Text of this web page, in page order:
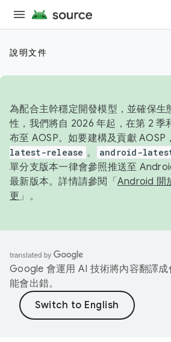
說明文件
為配合主幹穩定開發模型，並確保生
性，我們將自 2026 年起，在第 2 季
布至 AOSP。如要建構及貢獻 AOSP
latest-release 。 android-
單分支版本一律會參照推送至
最新版本。詳情請參閱「 Android 開
更 」。
Google 會運用 AI 技術將內容翻譯
能會出錯。